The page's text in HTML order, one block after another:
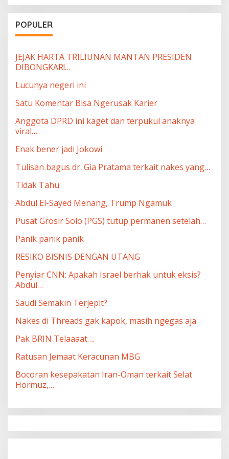
POPULER
JEJAK HARTA TRILIUNAN MANTAN PRESIDEN
DIBONGKAR!…
Lucunya negeri ini
Satu Komentar Bisa Ngerusak Karier
Anggota DPRD ini kaget dan terpukul anaknya
viral…
Enak bener jadi Jokowi
Tulisan bagus dr. Gia Pratama terkait nakes yang…
Tidak Tahu
Abdul El-Sayed Menang, Trump Ngamuk
Pusat Grosir Solo (PGS) tutup permanen setelah…
Panik panik panik
RESIKO BISNIS DENGAN UTANG
Penyiar CNN: Apakah Israel berhak untuk eksis?
Abdul…
Saudi Semakin Terjepit?
Nakes di Threads gak kapok, masih ngegas aja
Pak BRIN Telaaaat….
Ratusan Jemaat Keracunan MBG
Bocoran kesepakatan Iran-Oman terkait Selat
Hormuz,…